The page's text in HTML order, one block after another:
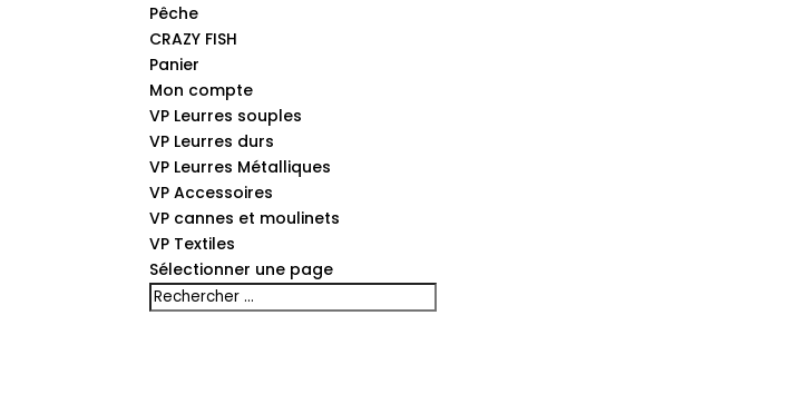
Pêche
CRAZY FISH
Panier
Mon compte
VP Leurres souples
VP Leurres durs
VP Leurres Métalliques
VP Accessoires
VP cannes et moulinets
VP Textiles
Sélectionner une page